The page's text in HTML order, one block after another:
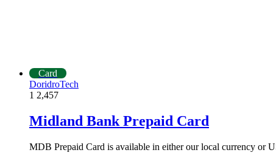
Card
DoridroTech
1 2,457
Midland Bank Prepaid Card
MDB Prepaid Card is available in either our local currency or